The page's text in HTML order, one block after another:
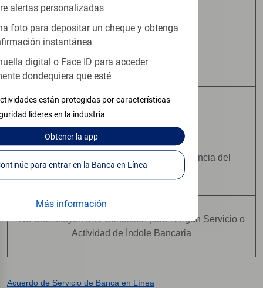
alertas personalizadas
foto para depositar un cheque y obtenga
instantánea
digital o Face ID para acceder
dondequiera que esté
están protegidas por características
líderes en la industria
Obtenerla app
Continúe para entrar en la Banca en Línea
Más información
Pueden Perder Valor
No Constituyen Depósitos
No Están Asegurados Por Ninguna Agencia del
No Constituyen una Condición para Ningún Servicio o
Actividad de Índole Bancaria
Acuerdo de Servicio de Banca en Línea